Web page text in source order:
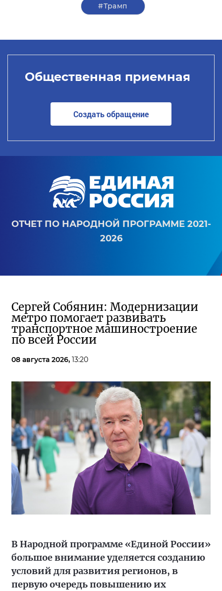
#Трамп
Общественная приемная
Создать обращение
ОТЧЕТ ПО НАРОДНОЙ ПРОГРАММЕ 2021-
2026
Сергей Собянин: Модернизации
метро помогает развивать
транспортное машиностроение
по всей России
08 августа 2026, 13:20
В Народной программе «Единой России»
большое внимание уделяется созданию
условий для развития регионов, в
первую очередь повышению их